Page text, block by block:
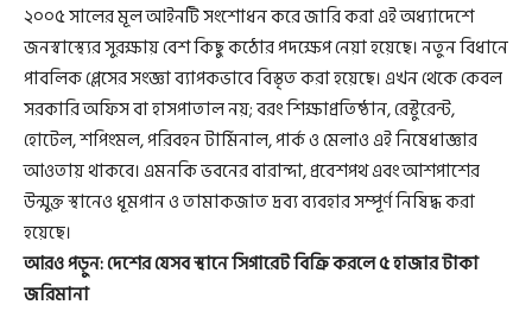
২০০৫ সালের মূল আইনটি সংশোধন করে জারি করা এই অধ্যাদেশে
জনস্বাস্থ্যের সুরক্ষায় বেশ কিছু কঠোর পদক্ষেপ নেয়া হয়েছে। নতুন বিধানে
পাবলিক প্লেসের সংজ্ঞা ব্যাপকভাবে বিস্তৃত করা হয়েছে। এখন থেকে কেবল
সরকারি অফিস বা হাসপাতাল নয়; বরং শিক্ষাপ্রতিষ্ঠান, রেস্টুরেন্ট,
হোটেল, শপিংমল, পরিবহন টার্মিনাল, পার্ক ও মেলাও এই নিষেধাজ্ঞার
আওতায় থাকবে। এমনকি ভবনের বারান্দা, প্রবেশপথ এবং আশপাশের
উন্মুক্ত স্থানেও ধূমপান ও তামাকজাত দ্রব্য ব্যবহার সম্পূর্ণ নিষিদ্ধ করা
হয়েছে।
আরও পড়ুন:দেশের যেসব স্থানে সিগারেট বিক্রি করলে ৫ হাজার টাকা
জরিমানা